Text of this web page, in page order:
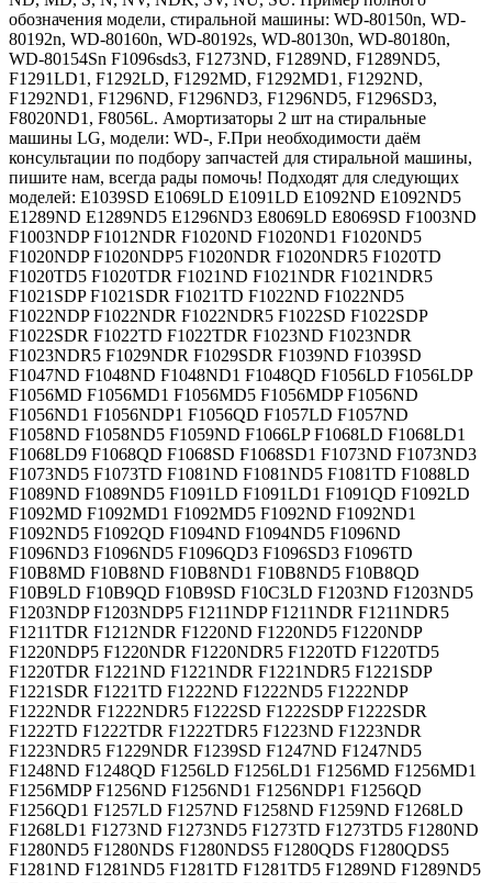
обозначения модели, стиральной машины: WD-80150n, WD-
80192n, WD-80160n, WD-80192s, WD-80130n, WD-80180n,
WD-80154Sn F1096sds3, F1273ND, F1289ND, F1289ND5,
F1291LD1, F1292LD, F1292MD, F1292MD1, F1292ND,
F1292ND1, F1296ND, F1296ND3, F1296ND5, F1296SD3,
F8020ND1, F8056L. Амортизаторы 2 шт на стиральные
машины LG, модели: WD-, F.При необходимости даём
консультации по подбору запчастей для стиральной машины,
пишите нам, всегда рады помочь! Подходят для следующих
моделей: E1039SD E1069LD E1091LD E1092ND E1092ND5
E1289ND E1289ND5 E1296ND3 E8069LD E8069SD F1003ND
F1003NDP F1012NDR F1020ND F1020ND1 F1020ND5
F1020NDP F1020NDP5 F1020NDR F1020NDR5 F1020TD
F1020TD5 F1020TDR F1021ND F1021NDR F1021NDR5
F1021SDP F1021SDR F1021TD F1022ND F1022ND5
F1022NDP F1022NDR F1022NDR5 F1022SD F1022SDP
F1022SDR F1022TD F1022TDR F1023ND F1023NDR
F1023NDR5 F1029NDR F1029SDR F1039ND F1039SD
F1047ND F1048ND F1048ND1 F1048QD F1056LD F1056LDP
F1056MD F1056MD1 F1056MD5 F1056MDP F1056ND
F1056ND1 F1056NDP1 F1056QD F1057LD F1057ND
F1058ND F1058ND5 F1059ND F1066LP F1068LD F1068LD1
F1068LD9 F1068QD F1068SD F1068SD1 F1073ND F1073ND3
F1073ND5 F1073TD F1081ND F1081ND5 F1081TD F1088LD
F1089ND F1089ND5 F1091LD F1091LD1 F1091QD F1092LD
F1092MD F1092MD1 F1092MD5 F1092ND F1092ND1
F1092ND5 F1092QD F1094ND F1094ND5 F1096ND
F1096ND3 F1096ND5 F1096QD3 F1096SD3 F1096TD
F10B8MD F10B8ND F10B8ND1 F10B8ND5 F10B8QD
F10B9LD F10B9QD F10B9SD F10C3LD F1203ND F1203ND5
F1203NDP F1203NDP5 F1211NDP F1211NDR F1211NDR5
F1211TDR F1212NDR F1220ND F1220ND5 F1220NDP
F1220NDP5 F1220NDR F1220NDR5 F1220TD F1220TD5
F1220TDR F1221ND F1221NDR F1221NDR5 F1221SDP
F1221SDR F1221TD F1222ND F1222ND5 F1222NDP
F1222NDR F1222NDR5 F1222SD F1222SDP F1222SDR
F1222TD F1222TDR F1222TDR5 F1223ND F1223NDR
F1223NDR5 F1229NDR F1239SD F1247ND F1247ND5
F1248ND F1248QD F1256LD F1256LD1 F1256MD F1256MD1
F1256MDP F1256ND F1256ND1 F1256NDP1 F1256QD
F1256QD1 F1257LD F1257ND F1258ND F1259ND F1268LD
F1268LD1 F1273ND F1273ND5 F1273TD F1273TD5 F1280ND
F1280ND5 F1280NDS F1280NDS5 F1280QDS F1280QDS5
F1281ND F1281ND5 F1281TD F1281TD5 F1289ND F1289ND5